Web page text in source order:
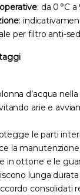
: da 0 °C a
:
per filtro anti-
d’acqua nella
arie e
le parti
la manutenzione
in ottone e le
lunga durata
consolidati